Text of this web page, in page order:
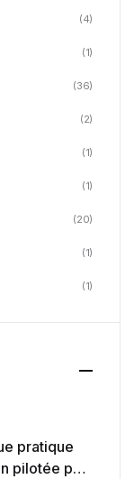
(4)
(1)
(36)
(2)
(1)
(1)
(20)
(1)
(1)
pratique
pilotée par